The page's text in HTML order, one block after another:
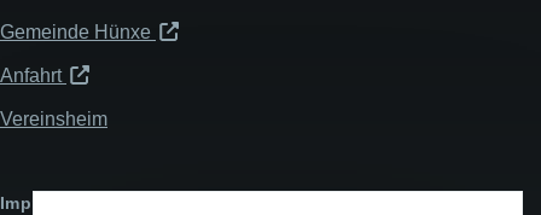
Gemeinde Hünxe
Anfahrt
Vereinsheim
Impressum & Datenschutz